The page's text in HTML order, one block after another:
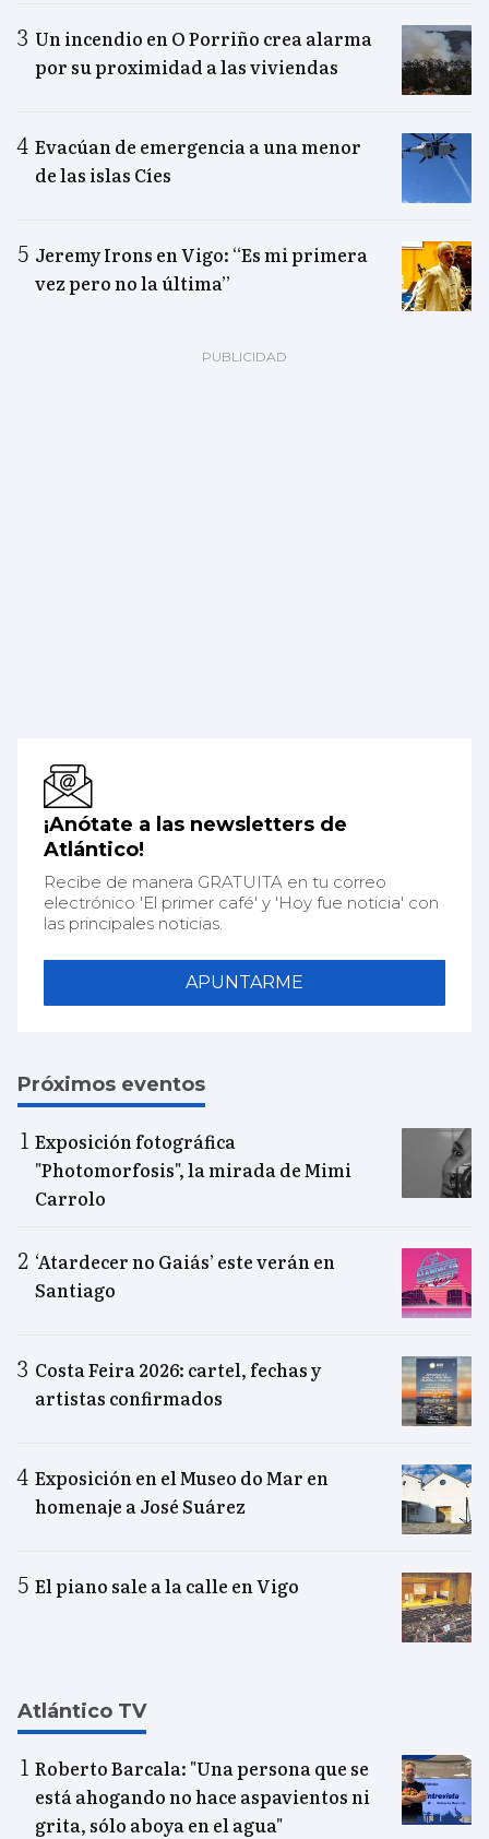
Un incendio en O Porriño crea alarma
por su proximidad a las viviendas
Evacúan de emergencia a una menor
de las islas Cíes
Jeremy Irons en Vigo: “Es mi primera
vez pero no la última”
¡Anótate a las newsletters de
Atlántico!
Recibe de manera GRATUITA en tu correo
electrónico 'El primer café' y 'Hoy fue noticia' con
las principales noticias.
APUNTARME
Próximos eventos
Exposición fotográfica
"Photomorfosis", la mirada de Mimi
Carrolo
‘Atardecer no Gaiás’ este verán en
Santiago
Costa Feira 2026: cartel, fechas y
artistas confirmados
Exposición en el Museo do Mar en
homenaje a José Suárez
El piano sale a la calle en Vigo
Atlántico TV
Roberto Barcala: "Una persona que se
está ahogando no hace aspavientos ni
grita, sólo aboya en el agua"